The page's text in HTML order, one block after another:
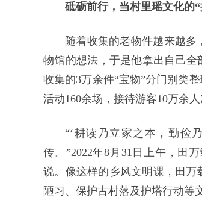
砥砺前行，当村里瑶文化的
随着收集的老物件越来越
物馆的想法，于是他拿出自己全
收集的3万余件“宝物”分门别类
活动160余场，接待游客10万余
“‘耕读乃立家之本，勤俭
传。”2022年8月31日上午，田
说。像这样的乡风文明课，田
陋习、保护古村落及护塔行动等